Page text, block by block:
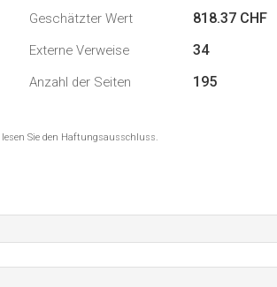
Geschätzter Wert 818.37 CHF
Externe Verweise 34
Anzahl der Seiten 195
Sie den Haftungsausschluss.